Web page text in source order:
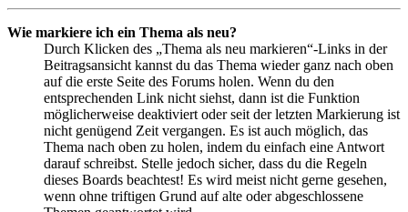
Wie markiere ich ein Thema als neu?
Durch Klicken des „Thema als neu markieren“-Links in der
Beitragsansicht kannst du das Thema wieder ganz nach oben
auf die erste Seite des Forums holen. Wenn du den
entsprechenden Link nicht siehst, dann ist die Funktion
möglicherweise deaktiviert oder seit der letzten Markierung ist
nicht genügend Zeit vergangen. Es ist auch möglich, das
Thema nach oben zu holen, indem du einfach eine Antwort
darauf schreibst. Stelle jedoch sicher, dass du die Regeln
dieses Boards beachtest! Es wird meist nicht gerne gesehen,
wenn ohne triftigen Grund auf alte oder abgeschlossene